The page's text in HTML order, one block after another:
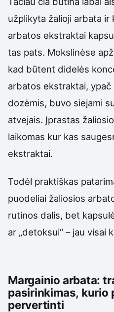
užplikyta žalioji arbata
arbatos ekstraktai
tas pats. Mokslinėse
kad būtent didelės
arbatos ekstraktai,
dozėmis, buvo siejami
atvejais. Įprastas
laikomas kur kas
ekstraktai.
Todėl praktiškas
puodeliai žaliosios
rutinos dalis, bet
ar „detoksui“ – jau visai
Margainio arbata:
pasirinkimas, kurio
pervertinti